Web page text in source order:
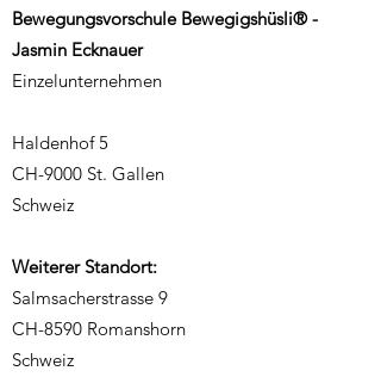
Bewegungsvorschule Bewegigshüsli® -
Jasmin Ecknauer
Einzelunternehmen
Haldenhof 5
CH-9000 St. Gallen
Schweiz
Weiterer Standort:
Salmsacherstrasse 9
CH-8590 Romanshorn
Schweiz